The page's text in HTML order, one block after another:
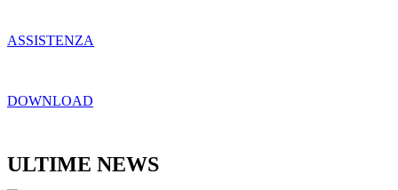
ASSISTENZA
DOWNLOAD
ULTIME NEWS